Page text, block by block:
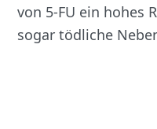
von 5-FU ein hohes
sogar tödliche